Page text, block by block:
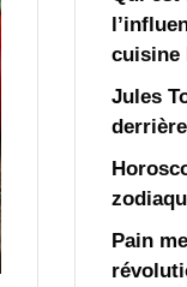
cuisine
Jules
Pain